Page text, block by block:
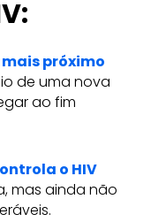
mais próximo
de uma nova
ao fim
o HIV
mas ainda não